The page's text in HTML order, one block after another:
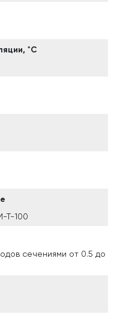
˚С
Т-100
сечениями от 0.5 до